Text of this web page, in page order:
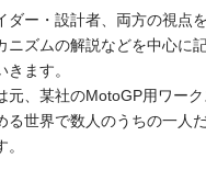
ダー・設計者、両方の視点
ニズムの解説などを中心に
きます。
元、某社のMotoGP用ワー
る世界で数人のうちの一人
。